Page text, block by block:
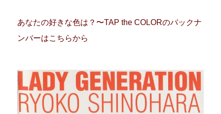
あなたの好きな色は？〜TAP the COLORのバックナ
ンバーはこちらから